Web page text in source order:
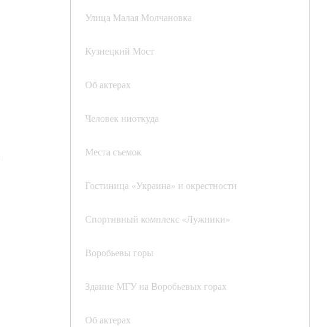
Улица Малая Молчановка
Кузнецкий Мост
Об актерах
Человек ниоткуда
Места съемок
Гостиница «Украина» и окрестности
Спортивный комплекс «Лужники»
Воробьевы горы
Здание МГУ на Воробьевых горах
Об актерах